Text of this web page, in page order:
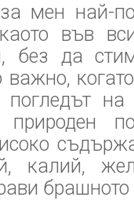
мен най-
във
без да
важно,
погледът
калий,